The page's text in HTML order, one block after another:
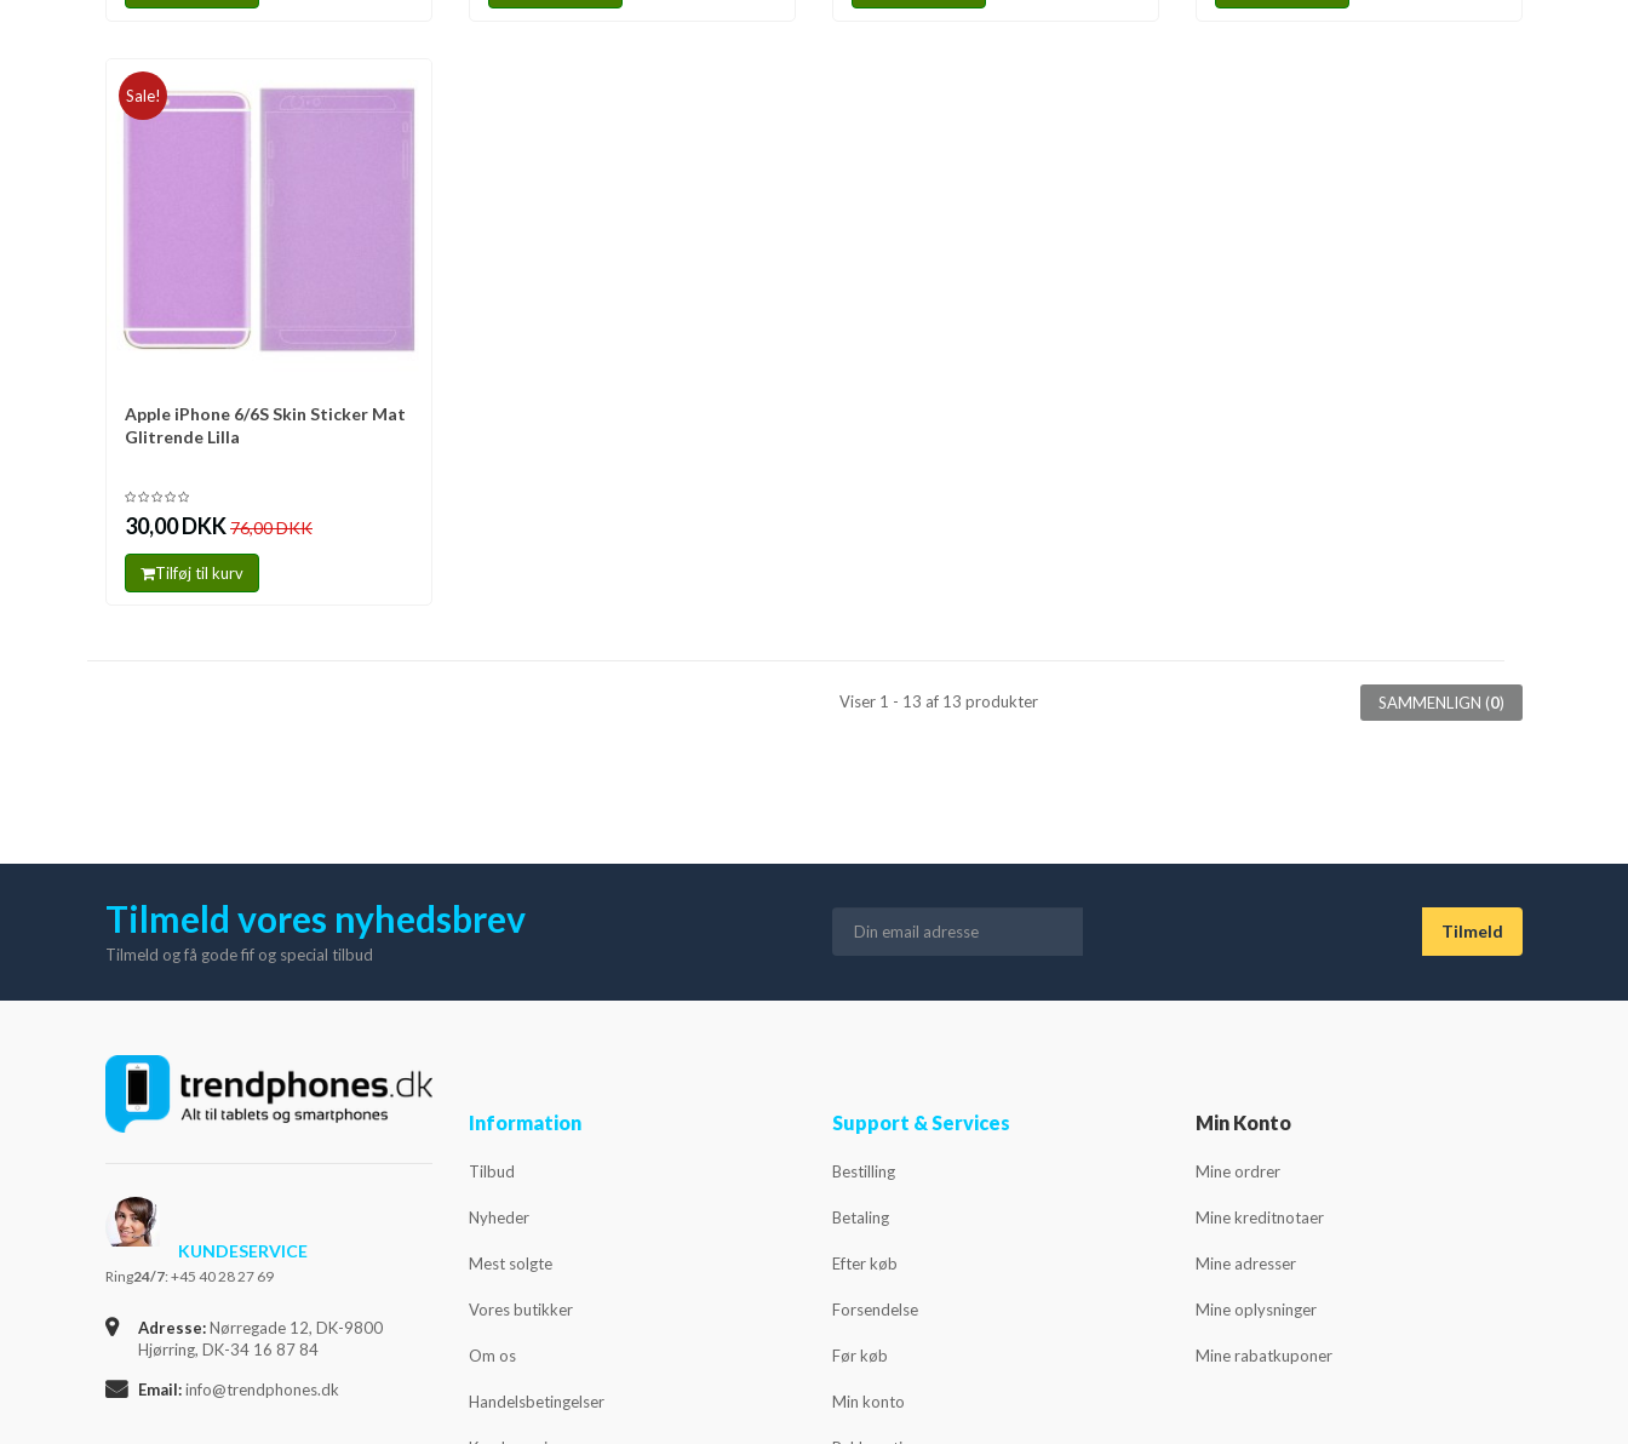
Sale!
Sammenlign
Apple iPhone 6/6S Skin Sticker Mat
Glitrende Lilla
30,00 DKK76,00 DKK
Tilføj til kurv
Viser 1 - 13 af 13 produkter SAMMENLIGN (0)
Tilmeld vores nyhedsbrev
Tilmeld og få gode fif og special tilbud
KUNDESERVICE
Ring24/7: +45 40 28 27 69
Adresse:Nørregade 12, DK-9800
Hjørring, DK-34 16 87 84
Email:info@trendphones.dk
Information
Tilbud
Nyheder
Mest solgte
Vores butikker
Om os
Handelsbetingelser
Support & Services
Bestilling
Betaling
Efter køb
Forsendelse
Før køb
Min konto
Min Konto
Mine ordrer
Mine kreditnotaer
Mine adresser
Mine oplysninger
Mine rabatkuponer